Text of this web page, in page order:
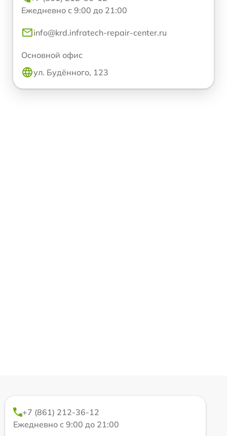
Ежедневно с 9:00 до 21:00
info@krd.infratech-repair-center.ru
Основной офис
ул. Будённого, 123
+7 (861) 212-36-12
Ежедневно с 9:00 до 21:00